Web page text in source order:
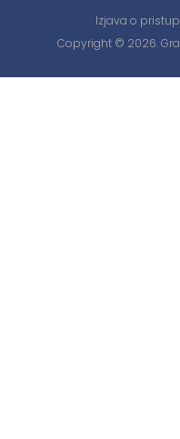
Izjava o
Copyright © 2026.